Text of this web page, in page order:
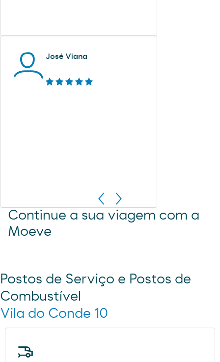
José Viana
Continue a sua viagem com a
Moeve
Postos de Serviço e Postos de
Combustível
Vila do Conde 10